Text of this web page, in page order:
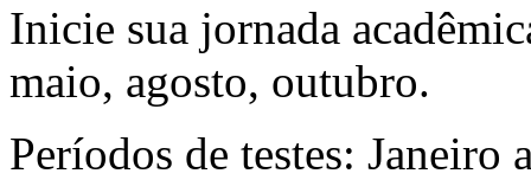
Inicie sua jornada
maio, agosto, outubro.
Períodos de testes: